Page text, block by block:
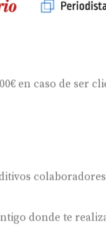
en caso de ser
donde te